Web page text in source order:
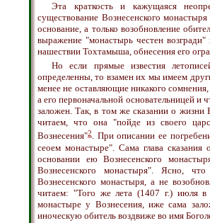
Эта краткость и кажущаяся
существование Вознесенского
основание, а только возобновление
выражение "монастырь честен
нашествии Тохтамыша, обнесения его
Но если прямые известия
определенны, то взамен их мы имеем
менее не оставляющие никакого
а его первоначальной основательницей и
заложен. Так, в том же сказании о
читаем, что она "пойде из своего
Вознесения"2. При описании ее
сеоем монастыре". Сама глава
основании ею Вознесенского
Вознесенского монастыря". Ясно,
Вознесенского монастыря, а не
читаем: "Того же лета (1407 г.) июля в
монастыре у Вознесения, иже сама
иноческую обитель воздвиже во имя